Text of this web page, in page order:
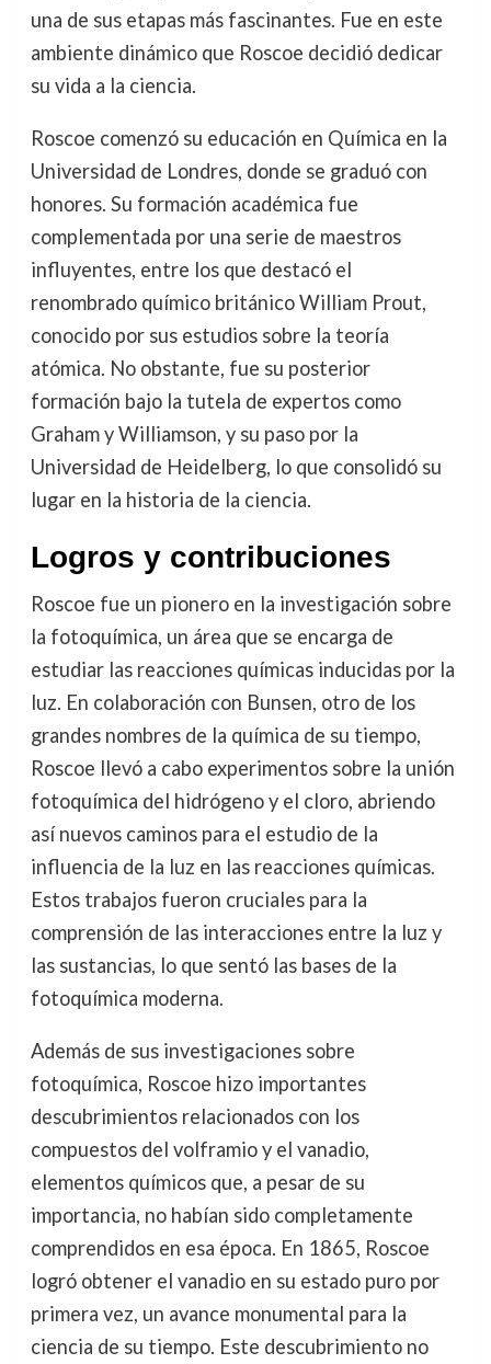
una de sus etapas más fascinantes. Fue en este
ambiente dinámico que Roscoe decidió dedicar
su vida a la ciencia.
Roscoe comenzó su educación en Química en la
Universidad de Londres, donde se graduó con
honores. Su formación académica fue
complementada por una serie de maestros
influyentes, entre los que destacó el
renombrado químico británico William Prout,
conocido por sus estudios sobre la teoría
atómica. No obstante, fue su posterior
formación bajo la tutela de expertos como
Graham y Williamson, y su paso por la
Universidad de Heidelberg, lo que consolidó su
lugar en la historia de la ciencia.
Logros y contribuciones
Roscoe fue un pionero en la investigación sobre
la fotoquímica, un área que se encarga de
estudiar las reacciones químicas inducidas por la
luz. En colaboración con Bunsen, otro de los
grandes nombres de la química de su tiempo,
Roscoe llevó a cabo experimentos sobre la unión
fotoquímica del hidrógeno y el cloro, abriendo
así nuevos caminos para el estudio de la
influencia de la luz en las reacciones químicas.
Estos trabajos fueron cruciales para la
comprensión de las interacciones entre la luz y
las sustancias, lo que sentó las bases de la
fotoquímica moderna.
Además de sus investigaciones sobre
fotoquímica, Roscoe hizo importantes
descubrimientos relacionados con los
compuestos del volframio y el vanadio,
elementos químicos que, a pesar de su
importancia, no habían sido completamente
comprendidos en esa época. En 1865, Roscoe
logró obtener el vanadio en su estado puro por
primera vez, un avance monumental para la
ciencia de su tiempo. Este descubrimiento no